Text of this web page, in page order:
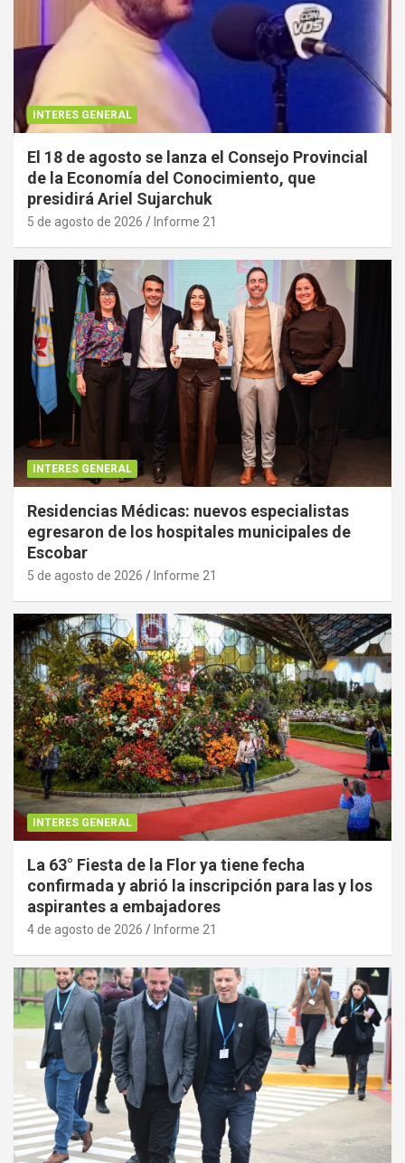
INTERES GENERAL
El 18 de agosto se lanza el Consejo Provincial
de la Economía del Conocimiento, que
presidirá Ariel Sujarchuk
5 de agosto de 2026 Informe 21
INTERES GENERAL
Residencias Médicas: nuevos especialistas
egresaron de los hospitales municipales de
Escobar
5 de agosto de 2026 Informe 21
INTERES GENERAL
La 63° Fiesta de la Flor ya tiene fecha
confirmada y abrió la inscripción para las y los
aspirantes a embajadores
4 de agosto de 2026 Informe 21